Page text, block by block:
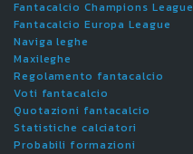
Fantacalcio Champions League
Fantacalcio Europa League
Naviga leghe
Maxileghe
Regolamento fantacalcio
Voti fantacalcio
Quotazioni fantacalcio
Statistiche calciatori
Probabili formazioni